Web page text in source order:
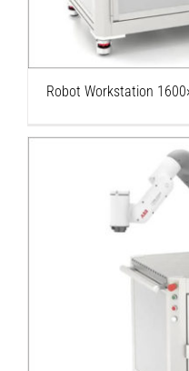
Robot Workstation
Estación de Trabajo